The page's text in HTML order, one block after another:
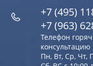
+7 (495)
+7 (963)
Телефон
консультацию
Пн, Вт, Ср, Чт,